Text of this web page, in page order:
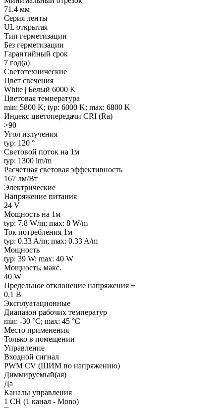
71.4 мм
Серия ленты
UL открытая
Тип герметизации
Без герметизации
Гарантийный срок
7 год(а)
Светотехнические
Цвет свечения
White | Белый 6000 K
Цветовая температура
min: 5800 K; typ: 6000 K; max: 6800 K
Индекс цветопередачи CRI (Ra)
>90
Угол излучения
typ: 120 °
Световой поток на 1м
typ: 1300 lm/m
Расчетная световая эффективность
167 лм/Вт
Электрические
Напряжение питания
24 V
Мощность на 1м
typ: 7.8 W/m; max: 8 W/m
Ток потребления 1м
typ: 0.33 A/m; max: 0.33 A/m
Мощность
typ: 39 W; max: 40 W
Мощность, макс.
40 W
Предельное отклонение напряжения ±
0.1 В
Эксплуатационные
Диапазон рабочих температур
min: -30 °C; max: 45 °C
Место применения
Только в помещении
Управление
Входной сигнал
PWM СV (ШИМ по напряжению)
Диммируемый(ая)
Да
Каналы управления
1 CH (1 канал - Mono)